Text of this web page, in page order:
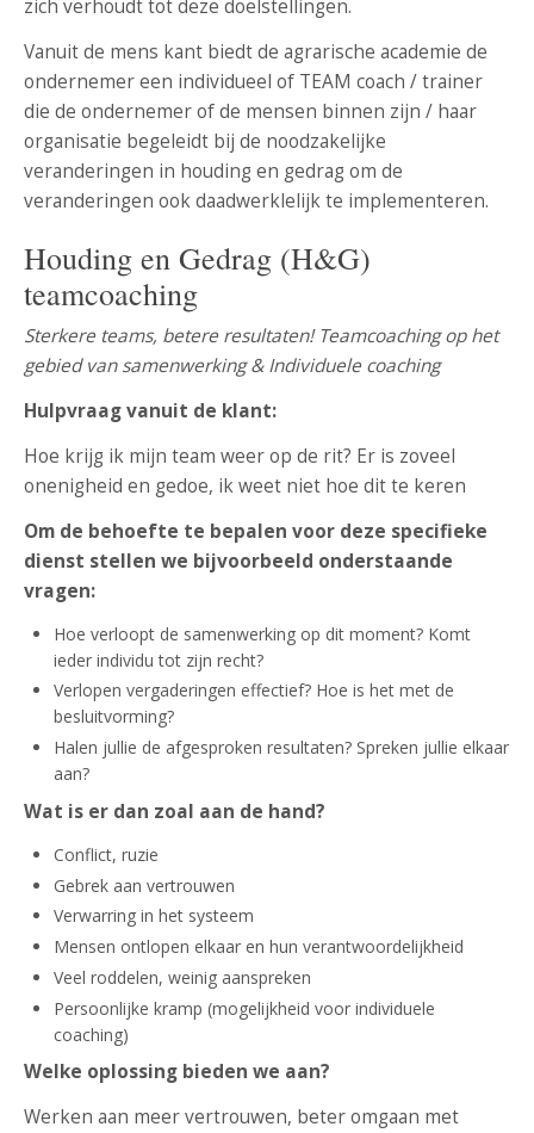
zich verhoudt tot deze doelstellingen.
Vanuit de mens kant biedt de agrarische academie de
ondernemer een individueel of TEAM coach / trainer
die de ondernemer of de mensen binnen zijn / haar
organisatie begeleidt bij de noodzakelijke
veranderingen in houding en gedrag om de
veranderingen ook daadwerklelijk te implementeren.
Houding en Gedrag (H&G)
teamcoaching
Sterkere teams, betere resultaten! Teamcoaching op het
gebied van samenwerking & Individuele coaching
Hulpvraag vanuit de klant:
Hoe krijg ik mijn team weer op de rit? Er is zoveel
onenigheid en gedoe, ik weet niet hoe dit te keren
Om de behoefte te bepalen voor deze specifieke
dienst stellen we bijvoorbeeld onderstaande
vragen:
Hoe verloopt de samenwerking op dit moment? Komt
ieder individu tot zijn recht?
Verlopen vergaderingen effectief? Hoe is het met de
besluitvorming?
Halen jullie de afgesproken resultaten? Spreken jullie elkaar
aan?
Wat is er dan zoal aan de hand?
Conflict, ruzie
Gebrek aan vertrouwen
Verwarring in het systeem
Mensen ontlopen elkaar en hun verantwoordelijkheid
Veel roddelen, weinig aanspreken
Persoonlijke kramp (mogelijkheid voor individuele
coaching)
Welke oplossing bieden we aan?
Werken aan meer vertrouwen, beter omgaan met